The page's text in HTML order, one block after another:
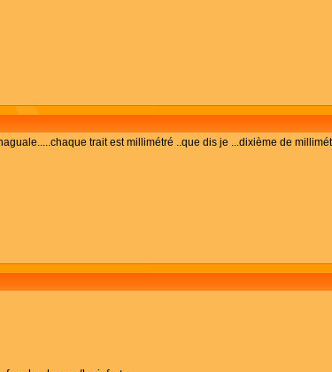
trait est millimétré ..que dis je ...dixième de